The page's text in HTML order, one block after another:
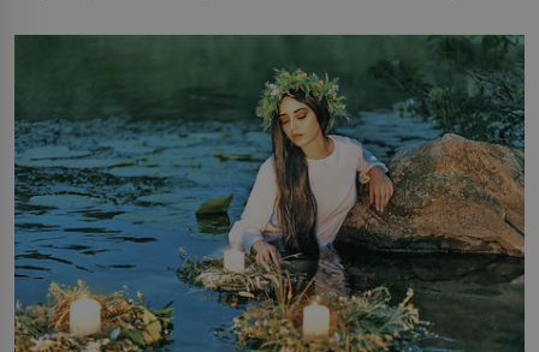
milostpaní. Stačí jenom na sukni,“ zhodnotí švadlena
množství růžového mušelínu. „Ošidili vás, podívejte.“